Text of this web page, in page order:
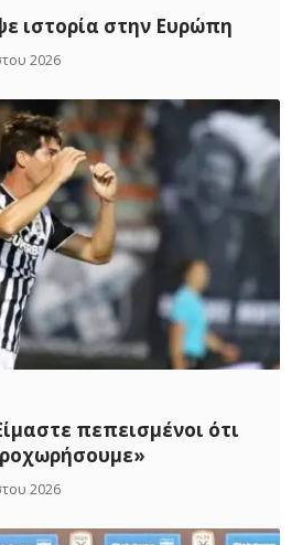
ιστορία στην Ευρώπη
2026
πεπεισμένοι ότι
2026